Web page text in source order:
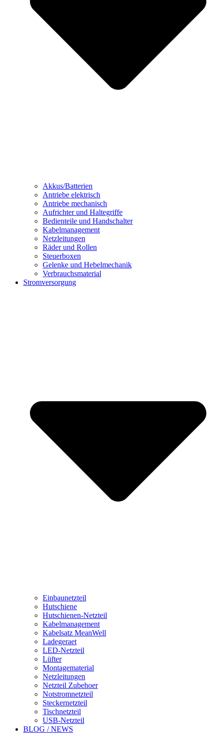
Akkus/Batterien
Antriebe elektrisch
Antriebe mechanisch
Aufrichter und Haltegriffe
Bedienteile und Handschalter
Kabelmanagement
Netzleitungen
Räder und Rollen
Steuerboxen
Gelenke und Hebelmechanik
Verbrauchsmaterial
Stromversorgung
Einbaunetzteil
Hutschiene
Hutschienen-Netzteil
Kabelmanagement
Kabelsatz MeanWell
Ladegeraet
LED-Netzteil
Lüfter
Montagematerial
Netzleitungen
Netzteil Zubehoer
Notstromnetzteil
Steckernetzteil
Tischnetzteil
USB-Netzteil
BLOG / NEWS